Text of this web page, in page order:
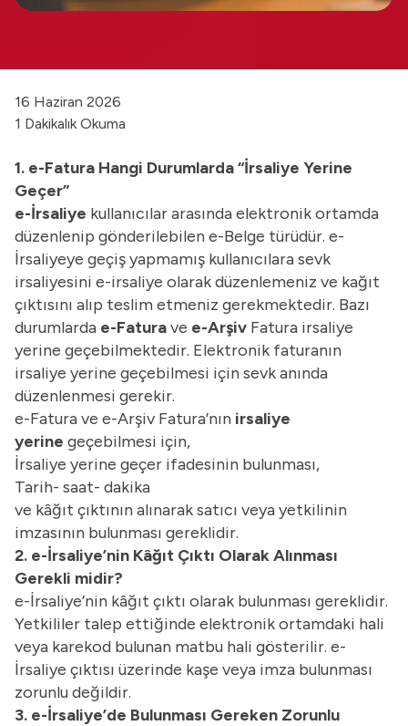
16 Haziran 2026
1 Dakikalık Okuma
1. e-Fatura Hangi Durumlarda “İrsaliye Yerine
Geçer”
e-İrsaliye kullanıcılar arasında elektronik ortamda
düzenlenip gönderilebilen e-Belge türüdür. e-
İrsaliyeye geçiş yapmamış kullanıcılara sevk
irsaliyesini e-irsaliye olarak düzenlemeniz ve kağıt
çıktısını alıp teslim etmeniz gerekmektedir. Bazı
durumlarda e-Faturave e-Arşiv Fatura irsaliye
yerine geçebilmektedir. Elektronik faturanın
irsaliye yerine geçebilmesi için sevk anında
düzenlenmesi gerekir.
e-Fatura ve e-Arşiv Fatura’nın irsaliye
yerine geçebilmesi için,
İrsaliye yerine geçer ifadesinin bulunması,
Tarih- saat- dakika
ve kâğıt çıktının alınarak satıcı veya yetkilinin
imzasının bulunması gereklidir.
2. e-İrsaliye’nin Kâğıt Çıktı Olarak Alınması
Gerekli midir?
e-İrsaliye’nin kâğıt çıktı olarak bulunması gereklidir.
Yetkililer talep ettiğinde elektronik ortamdaki hali
veya karekod bulunan matbu hali gösterilir. e-
İrsaliye çıktısı üzerinde kaşe veya imza bulunması
zorunlu değildir.
3. e-İrsaliye’de Bulunması Gereken Zorunlu